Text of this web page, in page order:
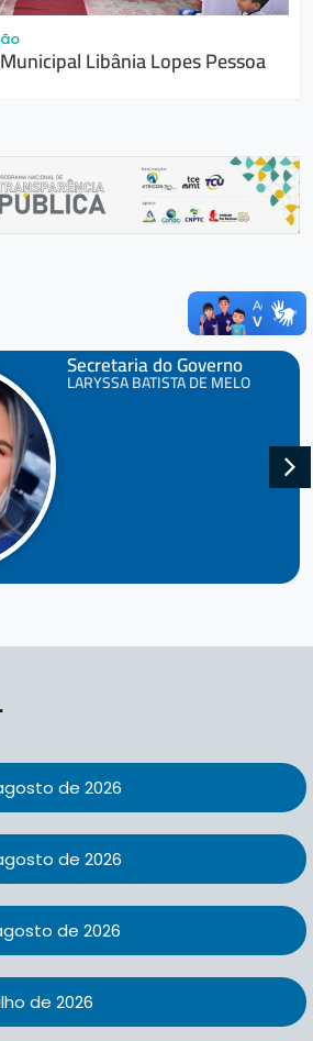
Libânia Lopes Pessoa
Secretaria do Governo
LARYSSA BATISTA DE MELO
de 2026
de 2026
de 2026
de 2026